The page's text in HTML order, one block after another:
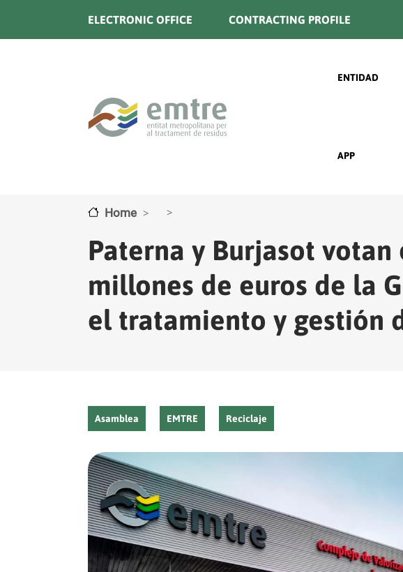
ELECTRONIC OFFICE CONTRACTING PROFILE
ENTIDAD
APP
Home
Paterna y Burjasot
millones de euros de la
el tratamiento y gestión
Asamblea EMTRE Reciclaje